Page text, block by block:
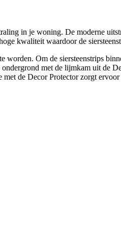
in je woning. De moderne
kwaliteit waardoor de
Om de siersteenstrips
met de lijmkam uit de
de Decor Protector zorgt